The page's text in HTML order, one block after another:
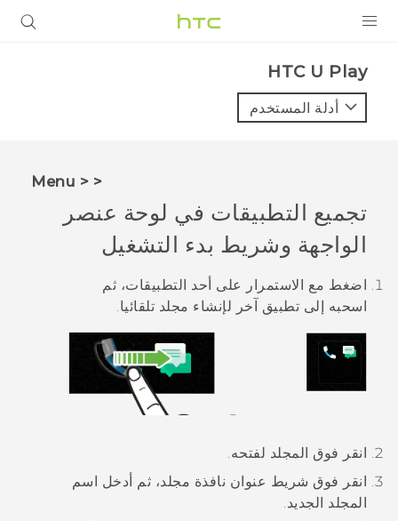
VIVE
VIVERSE
البرامج + التطبيقات
الدعم
HTC U Play‎
أدلة المستخدم
< < Menu
تجميع التطبيقات في لوحة عنصر
الواجهة وشريط بدء التشغيل
اضغط مع الاستمرار على أحد التطبيقات، ثم
اسحبه إلى تطبيق آخر لإنشاء مجلد تلقائيا.
انقر فوق المجلد لفتحه.
انقر فوق شريط عنوان نافذة مجلد، ثم أدخل اسم
المجلد الجديد.